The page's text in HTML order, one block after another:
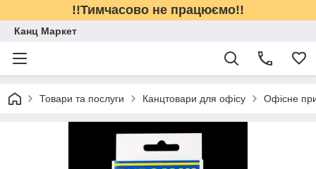
!!Тимчасово не працюємо!!
Канц Маркет
Товари та послуги Канцтовари для офісу Офісне